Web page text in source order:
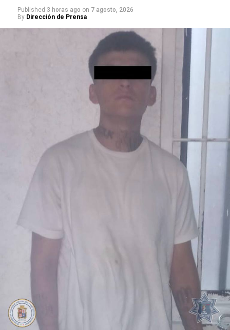
La Secretaría de Seguridad Pública hace un llamado a la
ciudadanía en general que, si han sido víctimas de estas
personas y si los identifican, los denuncien para que las
autoridades de la Fiscalía General del Estado realicen las
investigaciones correspondientes.
Frustra la Policía de León robo a comercio
Por presunto robo a interior de vehículo, agentes de
Tránsito detuvieron a dos personas
Published 3 horas ago on 7 agosto, 2026
By Dirección de Prensa